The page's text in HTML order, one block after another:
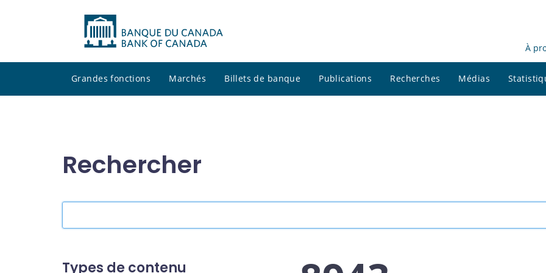
À
Grandes fonctions Marchés Billets de banque Publications Recherches Médias
Rechercher
site
Types de contenu